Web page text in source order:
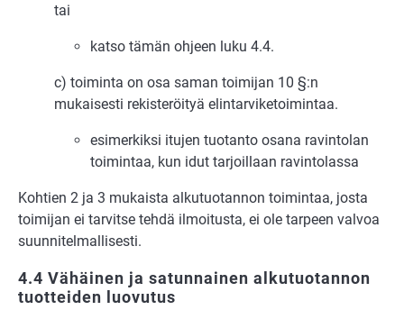
tai
katso tämän ohjeen luku 4.4.
c) toiminta on osa saman toimijan 10 §:n
mukaisesti rekisteröityä elintarviketoimintaa.
esimerkiksi itujen tuotanto osana ravintolan
toimintaa, kun idut tarjoillaan ravintolassa
Kohtien 2 ja 3 mukaista alkutuotannon toimintaa, josta
toimijan ei tarvitse tehdä ilmoitusta, ei ole tarpeen valvoa
suunnitelmallisesti.
4.4 Vähäinen ja satunnainen alkutuotannon
tuotteiden luovutus